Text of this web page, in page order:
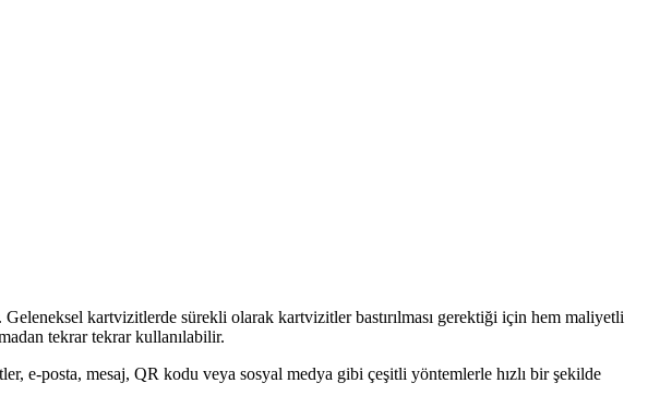
kartvizitlerde sürekli olarak kartvizitler bastırılması gerektiği için hem maliyetli
tekrar tekrar kullanılabilir.
e-posta, mesaj, QR kodu veya sosyal medya gibi çeşitli yöntemlerle hızlı bir şekilde